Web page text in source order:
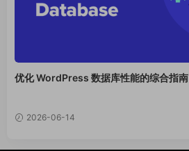
优化 WordPress 数据库性能的综合指南
2026-06-14